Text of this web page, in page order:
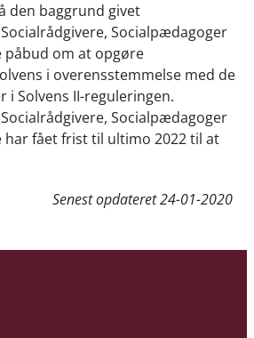
den baggrund givet
Socialpædagoger
om at opgøre
i overensstemmelse med de
Solvens II-reguleringen.
Socialpædagoger
fået frist til ultimo 2022 til at
Senest opdateret24-01-2020